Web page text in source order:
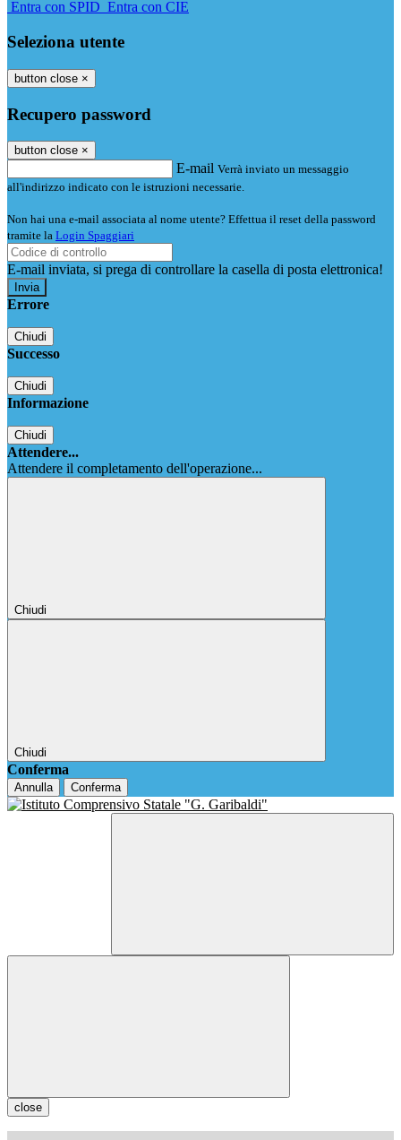
Entra con SPID Entra con CIE
Seleziona utente
button close ×
Recupero password
button close ×
E-mail Verrà inviato un messaggio
all'indirizzo indicato con le istruzioni necessarie.
Non hai una e-mail associata al nome utente? Effettua il reset della password
tramite la Login Spaggiari
E-mail inviata, si prega di controllare la casella di posta elettronica!
Errore
Chiudi
Successo
Chiudi
Informazione
Chiudi
Attendere...
Attendere il completamento dell'operazione...
Chiudi
Chiudi
Conferma
Annulla Conferma
close